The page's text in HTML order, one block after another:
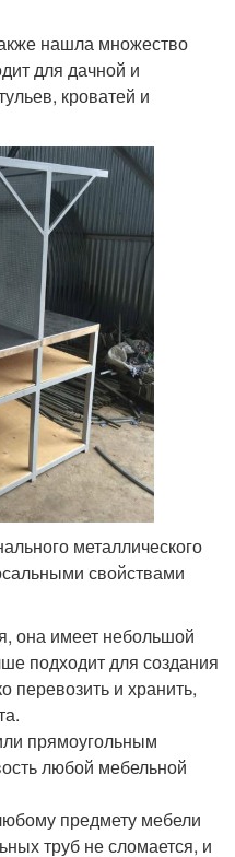
нашла множество
для дачной и
кроватей и
металлического
свойствами
она имеет небольшой
подходит для создания
перевозить и хранить,
прямоугольным
любой мебельной
предмету мебели
труб не сломается, и